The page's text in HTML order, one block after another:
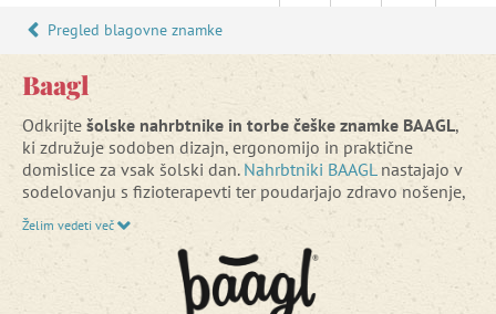
Pregled blagovne znamke
Baagl
Odkrijte šolske nahrbtnike in torbe češke znamke BAAGL,
ki združuje sodoben dizajn, ergonomijo in praktične
domislice za vsak šolski dan. Nahrbtniki BAAGLnastajajo v
sodelovanju s fizioterapevti ter poudarjajo zdravo nošenje,
nizko težo in največje udobje za otroke vseh starosti.
Agatin izbor vključuje šolske torbe za prvošolčke
, lahke
šolske nahrbtnike za starejše otrokein elegantne
študentske nahrbtnike za najstnike.
Želim vedeti več